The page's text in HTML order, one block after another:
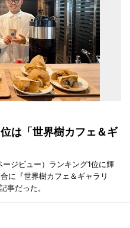
は「世界樹カフェ＆ギ
ジビュー）ランキング1位に輝
に『世界樹カフェ＆ギャラリ
事だった。